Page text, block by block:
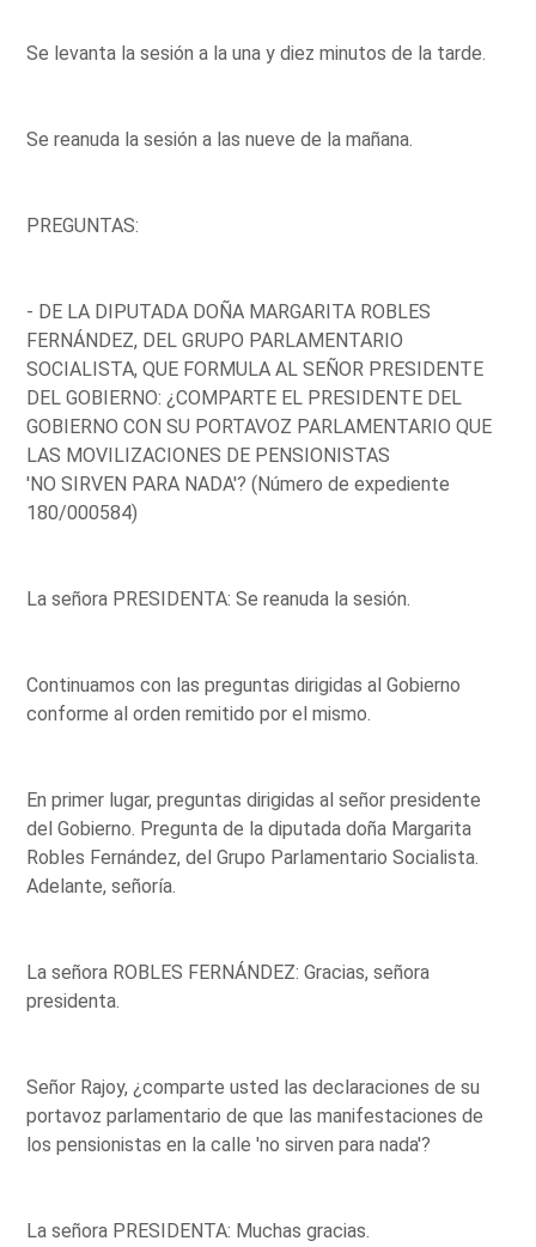
Se levanta la sesión a la una y diez minutos de la tarde.
Se reanuda la sesión a las nueve de la mañana.
PREGUNTAS:
- DE LA DIPUTADA DOÑA MARGARITA ROBLES
FERNÁNDEZ, DEL GRUPO PARLAMENTARIO
SOCIALISTA, QUE FORMULA AL SEÑOR PRESIDENTE
DEL GOBIERNO: ¿COMPARTE EL PRESIDENTE DEL
GOBIERNO CON SU PORTAVOZ PARLAMENTARIO QUE
LAS MOVILIZACIONES DE PENSIONISTAS
'NO SIRVEN PARA NADA'? (Número de expediente
180/000584)
La señora PRESIDENTA: Se reanuda la sesión.
Continuamos con las preguntas dirigidas al Gobierno
conforme al orden remitido por el mismo.
En primer lugar, preguntas dirigidas al señor presidente
del Gobierno. Pregunta de la diputada doña Margarita
Robles Fernández, del Grupo Parlamentario Socialista.
Adelante, señoría.
La señora ROBLES FERNÁNDEZ: Gracias, señora
presidenta.
Señor Rajoy, ¿comparte usted las declaraciones de su
portavoz parlamentario de que las manifestaciones de
los pensionistas en la calle 'no sirven para nada'?
La señora PRESIDENTA: Muchas gracias.